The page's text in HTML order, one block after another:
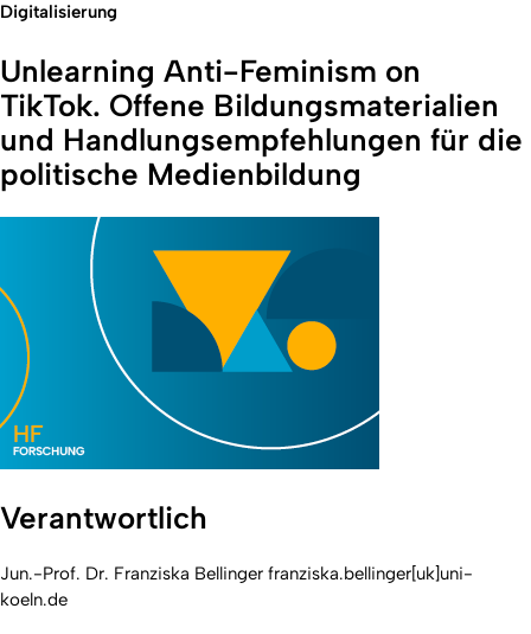
Digitalisierung
Unlearning Anti-Feminism on
TikTok. Offene Bildungsmaterialien
und Handlungsempfehlungen für die
politische Medienbildung
Verantwortlich
Jun.-Prof. Dr. Franziska Bellinger franziska.bellinger[uk]uni-
koeln.de